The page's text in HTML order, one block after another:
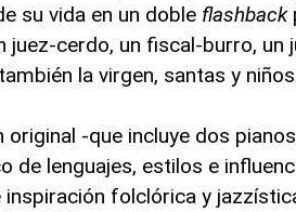
su vida en un doble flashback
cerdo, un fiscal-burro, un
la virgen, santas y
original -que incluye dos
de lenguajes, estilos e
folclórica y